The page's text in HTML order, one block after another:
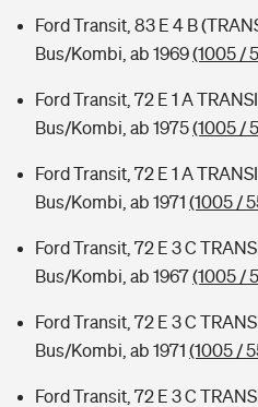
Ford Transit, 83 E 4 B
Bus/Kombi, ab 1969(1005 /
Ford Transit, 72 E 1 A
Bus/Kombi, ab 1975(1005 /
Ford Transit, 72 E 1 A
Bus/Kombi, ab 1971 (1005 /
Ford Transit, 72 E 3 C
Bus/Kombi, ab 1967(1005 /
Ford Transit, 72 E 3 C
Bus/Kombi, ab 1971 (1005 /
Ford Transit, 72 E 3 C